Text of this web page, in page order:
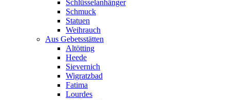
Schlüsselanhänger
Schmuck
Statuen
Weihrauch
Aus Gebetsstätten
Altötting
Heede
Sievernich
Wigratzbad
Fatima
Lourdes